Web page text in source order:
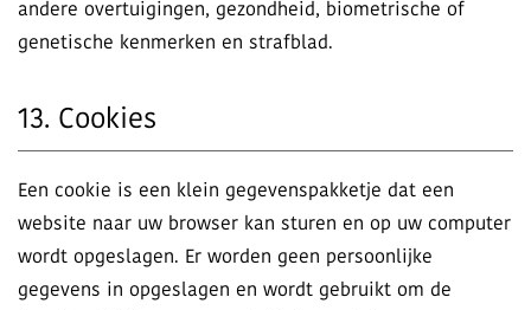
andere overtuigingen, gezondheid, biometrische of
genetische kenmerken en strafblad.
13. Cookies
Een cookie is een klein gegevenspakketje dat een
website naar uw browser kan sturen en op uw computer
wordt opgeslagen. Er worden geen persoonlijke
gegevens in opgeslagen en wordt gebruikt om de